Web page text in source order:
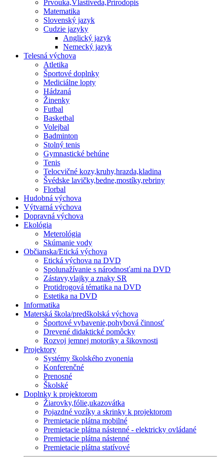
Prvouka,Vlastiveda,Prírodopis
Matematika
Slovenský jazyk
Cudzie jazyky
Anglický jazyk
Nemecký jazyk
Telesná výchova
Atletika
Športové doplnky
Mediciálne lopty
Hádzaná
Žinenky
Futbal
Basketbal
Volejbal
Badminton
Stolný tenis
Gymnastické behúne
Tenis
Telocvičné kozy,kruhy,hrazda,kladina
Švédske lavičky,bedne,mostíky,rebriny
Florbal
Hudobná výchova
Výtvarná výchova
Dopravná výchova
Ekológia
Meterológia
Skúmanie vody
Občianska/Etická výchova
Etická výchova na DVD
Spolunažívanie s národnosťami na DVD
Zástavy,vlajky a znaky SR
Protidrogová tématika na DVD
Estetika na DVD
Informatika
Materská škola/predškolská výchova
Športové vybavenie,pohybová činnosť
Drevené didaktické pomôcky
Rozvoj jemnej motoriky a šikovnosti
Projektory
Systémy školského zvonenia
Konferenčné
Prenosné
Školské
Doplnky k projektorom
Žiarovky,fólie,ukazovátka
Pojazdné vozíky a skrinky k projektorom
Premietacie plátna mobilné
Premietacie plátna nástenné - elektricky ovládané
Premietacie plátna nástenné
Premietacie plátna statívové